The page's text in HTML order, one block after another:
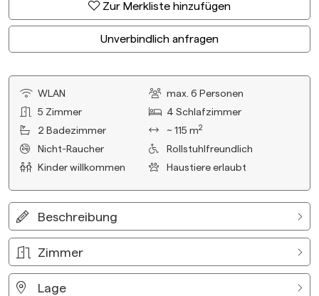
Zur Merkliste hinzufügen
Unverbindlich anfragen
WLAN max. 6 Personen
5 Zimmer 4Schlafzimmer
2 Badezimmer ~ 115 m2
Nicht-Raucher
Rollstuhlfreundlich
Kinder willkommen
Haustiere erlaubt
Beschreibung
Zimmer
Lage